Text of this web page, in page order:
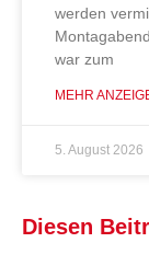
werden
war zum
MEHR
5. August 2026
Diesen